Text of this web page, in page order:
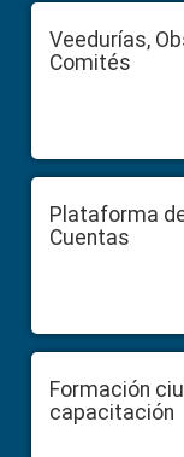
Veedurías,
Comités
Plataforma
Cuentas
Formación
capacitación